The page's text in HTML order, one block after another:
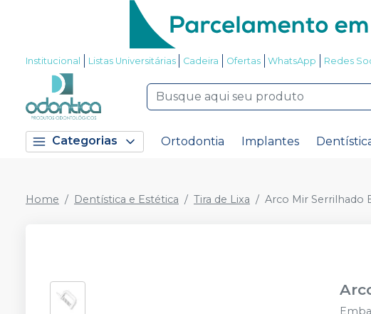
Institucional Listas Universitárias Cadeira Ofertas WhatsApp Redes
Categorias Ortodontia Implantes
Home Dentística e Estética Tira de Lixa Arco Mir Serrilhado